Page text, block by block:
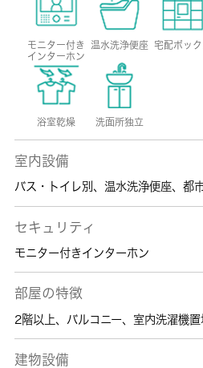
モニター付き
インターホン
温水洗浄便座 宅配ボック
浴室乾燥 洗面所独立
室内設備
バス・トイレ別 、 温水洗浄便座、 都
セキュリティ
モニター付きインターホン
部屋の特徴
2階以上、 バルコニー、 室内洗濯機置
建物設備